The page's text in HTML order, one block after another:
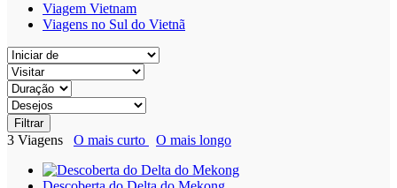
Viagem Vietnam
Viagens no Sul do Vietnã
Filtrar
3 Viagens O mais curto O mais longo